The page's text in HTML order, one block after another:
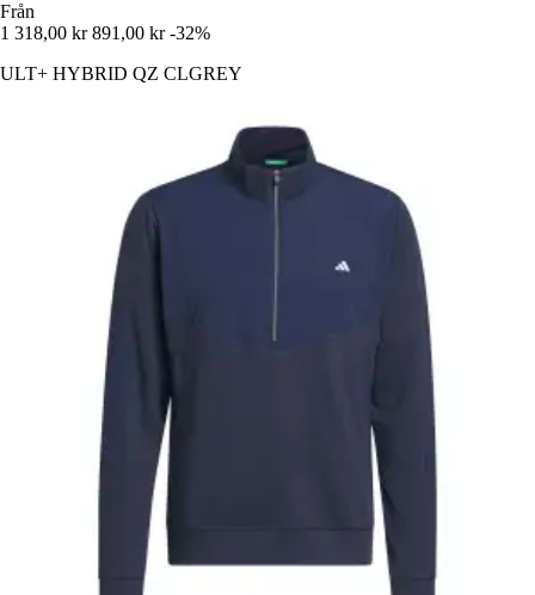
Från
1 318,00 kr 891,00 kr -32%
ULT+ HYBRID QZ CLGREY